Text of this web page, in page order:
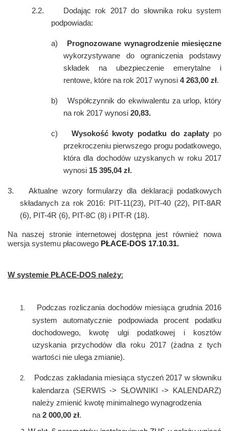
2.2.
Dodając rok 2017 do słownika roku system
podpowiada:
a) Prognozowane wynagrodzenie miesięczne
wykorzystywane do ograniczenia podstawy
składek na ubezpieczenie emerytalne i
rentowe, które na rok 2017 wynosi4 263,00 zł.
b)
Współczynnik do ekwiwalentu za urlop, który
na rok 2017 wynosi20,83.
c) Wysokość kwoty podatku do zapłaty po
przekroczeniu pierwszego progu podatkowego,
która dla dochodów uzyskanych w roku 2017
wynosi 15 395,04 zł.
3.
Aktualne wzory formularzy dla deklaracji podatkowych
składanych za rok 2016: PIT-11(23), PIT-40 (22), PIT-8AR
(6), PIT-4R (6), PIT-8C (8) i PIT-R (18).
Na naszej stronie internetowej dostępna jest również nowa
wersja systemu płacowego PŁACE-DOS 17.10.31.
W systemie PŁACE-DOS należy:
1.
Podczas rozliczania dochodów miesiąca grudnia 2016
system automatycznie podpowiada procent podatku
dochodowego, kwotę ulgi podatkowej i kosztów
uzyskania przychodów dla roku 2017 (żadna z tych
wartości nie ulega zmianie).
2.
Podczas zakładania miesiąca styczeń 2017 w słowniku
kalendarza (SERWIS -> SŁOWNIKI -> KALENDARZ)
należy zmienić kwotę minimalnego wynagrodzenia
na 2 000,00 zł.